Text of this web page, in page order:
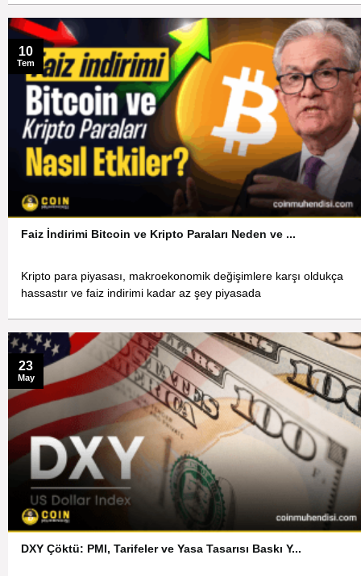
Faiz İndirimi Bitcoin ve Kripto Paraları Neden ve ...
Kripto para piyasası, makroekonomik değişimlere karşı oldukça
hassastır ve faiz indirimi kadar az şey piyasada
10
Tem
DXY Çöktü: PMI, Tarifeler ve Yasa Tasarısı Baskı Y...
23
May